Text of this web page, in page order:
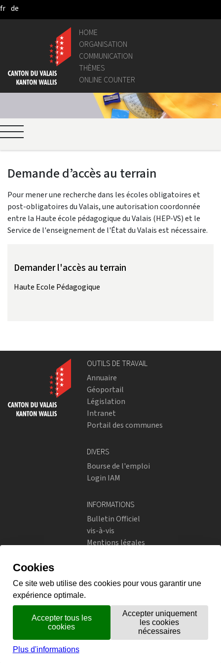
Saltar al contenido principal
fr de
HOME
ORGANISATION
COMMUNICATION
THÈMES
ONLINE COUNTER
Demande d’accès au terrain
Pour mener une recherche dans les écoles obligatoires et
post-obligatoires du Valais, une autorisation coordonnée
entre la Haute école pédagogique du Valais (HEP-VS) et le
Service de l'enseignement de l'État du Valais est nécessaire.
Demander l'accès au terrain
Haute Ecole Pédagogique
OUTILS DE TRAVAIL
Annuaire
Géoportail
Législation
Intranet
Portail des communes
DIVERS
Bourse de l'emploi
Login IAM
INFORMATIONS
Bulletin Officiel
vis-à-vis
Mentions légales
Instagram
flickr